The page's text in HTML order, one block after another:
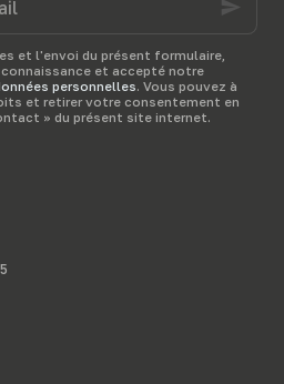
pour
et l'envoi du présent formulaire,
et accepté notre
personnelles. Vous pouvez à
et retirer votre consentement en
» du présent site internet.